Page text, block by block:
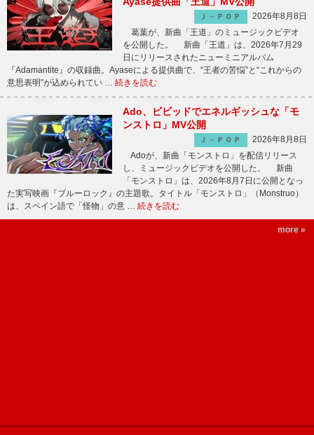
Ｊ－ＰＯＰ
2026年8月8日
葛葉が、新曲「王道」のミュージックビデオ
を公開した。 新曲「王道」は、2026年7月29
日にリリースされたニューミニアルバム
『Adamantite』の収録曲。Ayaseによる提供曲で、“王者の苦悩”と“これからの
意思表明”が込められてい … 続きを読む
Ado、ビビッドでエネルギッシュな「モ
ンストロ」MV公開
Ｊ－ＰＯＰ
2026年8月8日
Adoが、新曲「モンストロ」を配信リリース
し、ミュージックビデオを公開した。 新曲
「モンストロ」は、2026年8月7日に公開となっ
た実写映画『ブルーロック』の主題歌。タイトル「モンストロ」（Monstruo）
は、スペイン語で「怪物」の意 … 続きを読む
more »